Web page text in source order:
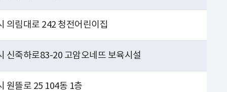
의림대로 242 청전어린이집
신죽하로83-20 고암오네뜨 보육시설
원뜰로 25 104동 1층